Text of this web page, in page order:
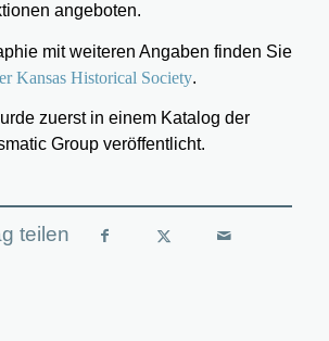
angeboten.
mit weiteren Angaben finden Sie
Kansas Historical Society.
zuerst in einem Katalog der
Group veröffentlicht.